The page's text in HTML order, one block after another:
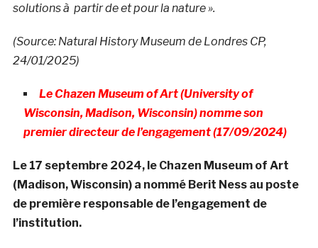
solutions à partir de et pour la nature ».
(Source: Natural History Museum de Londres CP,
24/01/2025)
Le Chazen Museum of Art (University of
Wisconsin, Madison, Wisconsin) nomme son
premier directeur de l’engagement (17/09/2024)
Le 17 septembre 2024, le Chazen Museum of Art
(Madison, Wisconsin) a nommé Berit Ness au poste
de première responsable de l’engagement de
l’institution.